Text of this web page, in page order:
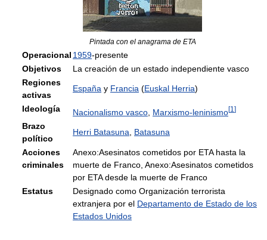
Pintada con el anagrama de ETA
Operacional 1959-presente
Objetivos
La creación de un estado independiente vasco
Regiones
activas
España y Francia (Euskal Herria)
Ideología Nacionalismo vasco Marxismo-leninismo[1 ]
Brazo
político
Herri Batasuna Batasuna
Acciones
criminales
Anexo:Asesinatos cometidos por ETA hasta la
muerte de Franco, Anexo:Asesinatos cometidos
por ETA desde la muerte de Franco
Estatus
Designado como Organización terrorista
extranjera por el Departamento de Estado de los
Estados Unidos